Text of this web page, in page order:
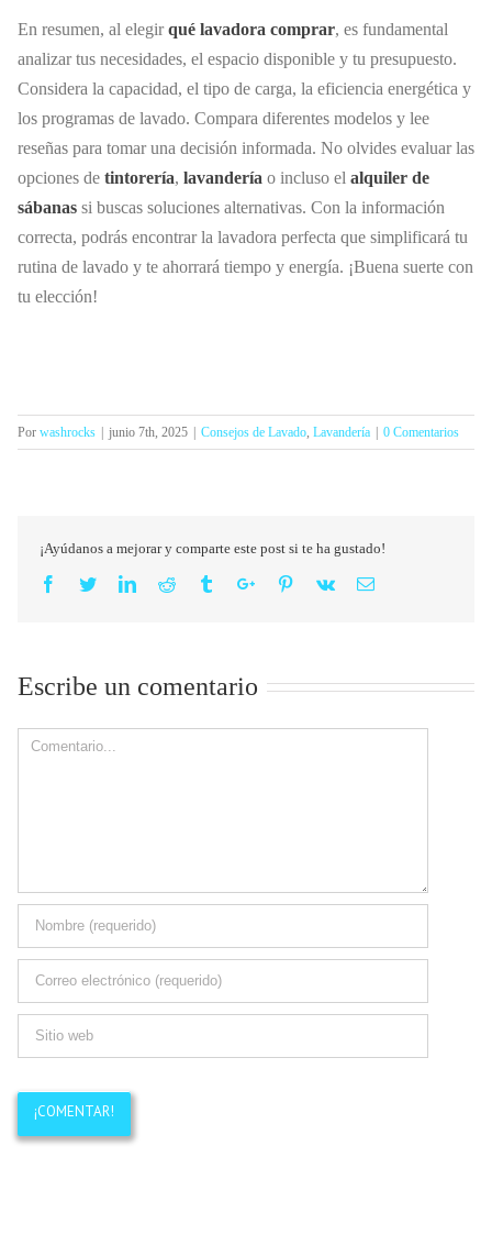
En resumen, al elegirqué lavadora comprar, es fundamental
analizar tus necesidades, el espacio disponible y tu presupuesto.
Considera la capacidad, el tipo de carga, la eficiencia energética y
los programas de lavado. Compara diferentes modelos y lee
reseñas para tomar una decisión informada. No olvides evaluar las
opciones de tintorería, lavandería o incluso el alquiler de
sábanas si buscas soluciones alternativas. Con la información
correcta, podrás encontrar la lavadora perfecta que simplificará tu
rutina de lavado y te ahorrará tiempo y energía. ¡Buena suerte con
tu elección!
Por washrocks | junio 7th, 2025 | Consejos de Lavado, Lavandería | 0 Comentarios
¡Ayúdanos a mejorar y comparte este post si te ha gustado!
Facebook
TwitterLinkedinReddit TumblrGoogle+Pinterest
Vk Email
Escribe un comentario
Comment